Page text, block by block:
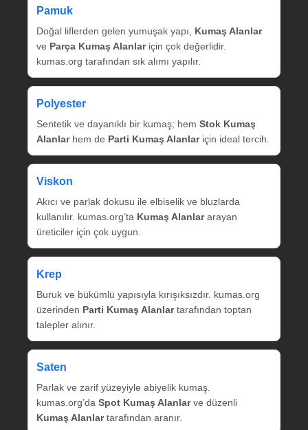
Pamuk
Doğal liflerden gelen yumuşak yapı, Kumaş Alanlar
ve Parça Kumaş Alanlariçin çok değerlidir.
kumas.org tarafından sık alımı yapılır.
Polyester
Sentetik ve dayanıklı bir kumaş; hem Stok Kumaş
Alanlarhem de Parti Kumaş Alanlariçin ideal tercih.
Viskon
Akıcı ve parlak dokusu ile elbiselik ve bluzlarda
kullanılır. kumas.org’ta Kumaş Alanlararayan
üreticiler için çok uygun.
Krep
Buruk ve bükümlü yapısıyla kırışıksızdır. kumas.org
üzerinden Parti Kumaş Alanlartarafından toptan
talepler alınır.
Saten
Parlak ve zarif yüzeyiyle abiyelik kumaş.
kumas.org’da Spot Kumaş Alanlarve düzenli
Kumaş Alanlartarafından aranır.